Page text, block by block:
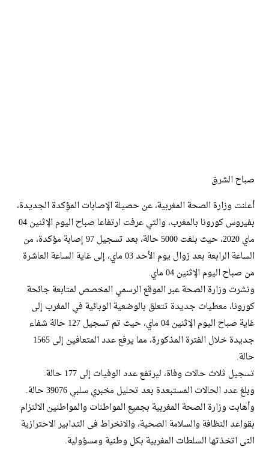
صباح الشرق
أعلنت وزارة الصحة المغربية، عن حصيلة الإصابات المؤكدة الجديدة،
بفيروس كورونا بالمغرب، والتي عرفت ارتفاعا صباح اليوم الإثنين 04
ماي 2020، حيث بلغت 5000 حالة، بعد تسجيل 97 إصابة مؤكدة، من
الساعة الرابعة بعد زوال يوم الأحد 03 ماي، إلى غاية الساعة العاشرة
من صباح اليوم الإثنين 04 ماي.
ونشرت وزارة الصحة عبر الموقع الرسمي المخصص لمتابعة جائحة
كورونا، معطيات جديدة تتعلق بالوضعية الوبائية في المغرب إلى
غاية صباح اليوم الإثنين 04 ماي، حيث تم تسجيل 127 حالة شفاء
جديدة خلال الفترة المذكورة، مما يرفع عدد المتعافين إلى 1565
حالة.
تسجيل ثلاث حالات وفاة، ليرتفع عدد الوفيات إلى 177 حالة.
وبلغ عدد الحالات المستبعدة بعد تحليل مخبري سلبي 39076 حالة.
وأهابت وزارة الصحة المغربية بجميع المواطنات والمواطنين الالتزام
بقواعد النظافة والسلامة الصحية، والانخراط فى التدابير الاحترازية
التى اتخذتها السلطات المغربية بكل وطنية ومسؤولية.